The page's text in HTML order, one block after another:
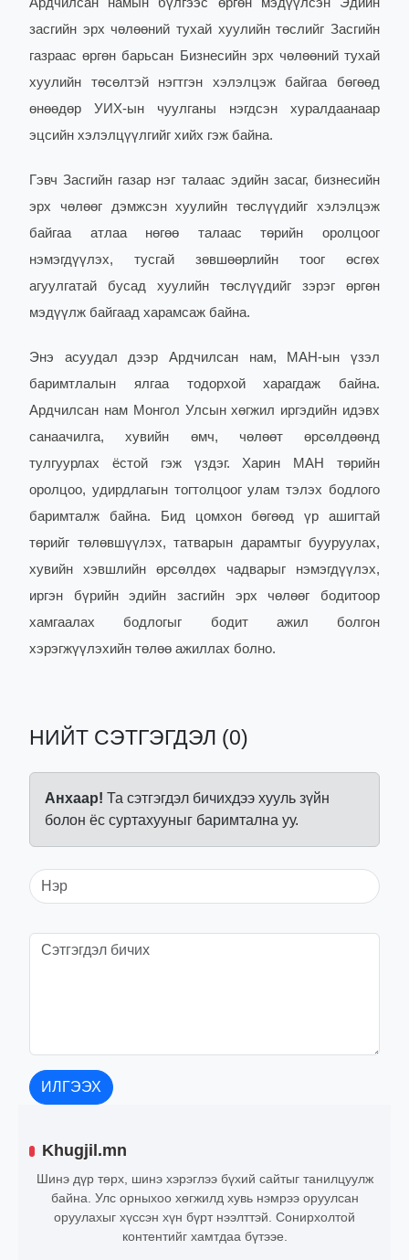
Ардчилсан намын бүлгээс өргөн мэдүүлсэн Эдийн
засгийн эрх чөлөөний тухай хуулийн төслийг Засгийн
газраас өргөн барьсан Бизнесийн эрх чөлөөний тухай
хуулийн төсөлтэй нэгтгэн хэлэлцэж байгаа бөгөөд
өнөөдөр УИХ-ын чуулганы нэгдсэн хуралдаанаар
эцсийн хэлэлцүүлгийг хийх гэж байна.
Гэвч Засгийн газар нэг талаас эдийн засаг, бизнесийн
эрх чөлөөг дэмжсэн хуулийн төслүүдийг хэлэлцэж
байгаа атлаа нөгөө талаас төрийн оролцоог
нэмэгдүүлэх, тусгай зөвшөөрлийн тоог өсгөх
агуулгатай бусад хуулийн төслүүдийг зэрэг өргөн
мэдүүлж байгаад харамсаж байна.
Энэ асуудал дээр Ардчилсан нам, МАН-ын үзэл
баримтлалын ялгаа тодорхой харагдаж байна.
Ардчилсан нам Монгол Улсын хөгжил иргэдийн идэвх
санаачилга, хувийн өмч, чөлөөт өрсөлдөөнд
тулгуурлах ёстой гэж үздэг. Харин МАН төрийн
оролцоо, удирдлагын тогтолцоог улам тэлэх бодлого
баримталж байна. Бид цомхон бөгөөд үр ашигтай
төрийг төлөвшүүлэх, татварын дарамтыг бууруулах,
хувийн хэвшлийн өрсөлдөх чадварыг нэмэгдүүлэх,
иргэн бүрийн эдийн засгийн эрх чөлөөг бодитоор
хамгаалах бодлогыг бодит ажил болгон
хэрэгжүүлэхийн төлөө ажиллах болно.
НИЙТ СЭТГЭГДЭЛ (0)
Анхаар! Та сэтгэгдэл бичихдээ хууль зүйн
болон ёс суртахууныг баримтална уу.
ИЛГЭЭХ
Khugjil.mn
Шинэ дүр төрх, шинэ хэрэглээ бүхий сайтыг танилцуулж
байна. Улс орныхоо хөгжилд хувь нэмрээ оруулсан
оруулахыг хүссэн хүн бүрт нээлттэй. Сонирхолтой
контентийг хамтдаа бүтээе.